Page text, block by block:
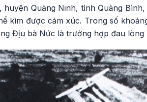
huyện Quảng Ninh, tỉnh Quảng
kìm được cảm xúc. Trong số
Địu bà Nức là trường hợp đau lòng